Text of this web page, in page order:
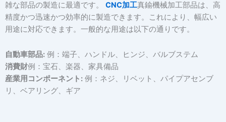
雑な部品の製造に最適です。 CNC加工真鍮機械加工部品は、高
精度かつ迅速かつ効率的に製造できます。これにより、幅広い
用途に対応できます。一般的な用途は以下の通りです。
自動車部品: 例：端子、ハンドル、ヒンジ、バルブステム
消費財例：宝石、楽器、家具備品
産業用コンポーネント: 例：ネジ、リベット、パイプアセンブ
リ、ベアリング、ギア